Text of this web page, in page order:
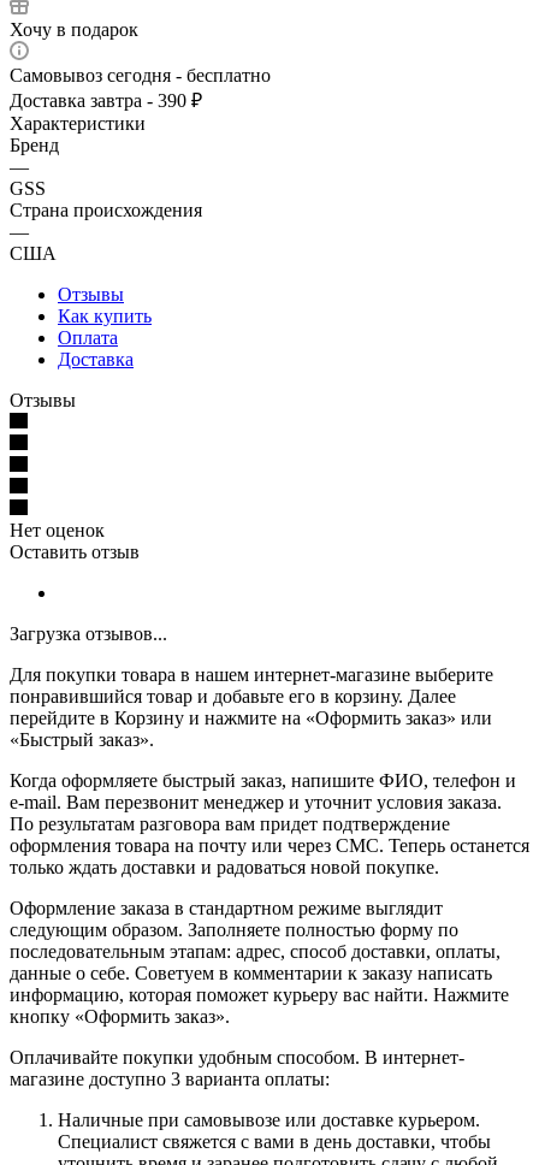
Хочу в подарок
Самовывоз сегодня - бесплатно
Доставка завтра - 390 ₽
Характеристики
Бренд
—
GSS
Страна происхождения
—
США
Отзывы
Как купить
Оплата
Доставка
Отзывы
Нет оценок
Оставить отзыв
Загрузка отзывов...
Для покупки товара в нашем интернет-магазине выберите
понравившийся товар и добавьте его в корзину. Далее
перейдите в Корзину и нажмите на «Оформить заказ» или
«Быстрый заказ».
Когда оформляете быстрый заказ, напишите ФИО, телефон и
e-mail. Вам перезвонит менеджер и уточнит условия заказа.
По результатам разговора вам придет подтверждение
оформления товара на почту или через СМС. Теперь останется
только ждать доставки и радоваться новой покупке.
Оформление заказа в стандартном режиме выглядит
следующим образом. Заполняете полностью форму по
последовательным этапам: адрес, способ доставки, оплаты,
данные о себе. Советуем в комментарии к заказу написать
информацию, которая поможет курьеру вас найти. Нажмите
кнопку «Оформить заказ».
Оплачивайте покупки удобным способом. В интернет-
магазине доступно 3 варианта оплаты:
Наличные при самовывозе или доставке курьером.
Специалист свяжется с вами в день доставки, чтобы